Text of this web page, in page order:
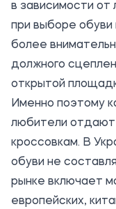
в зависимости от
при выборе обуви
более
должного
открытой
Именно поэтому
любители
кроссовкам. В
обуви не
рынке включает
европейских,